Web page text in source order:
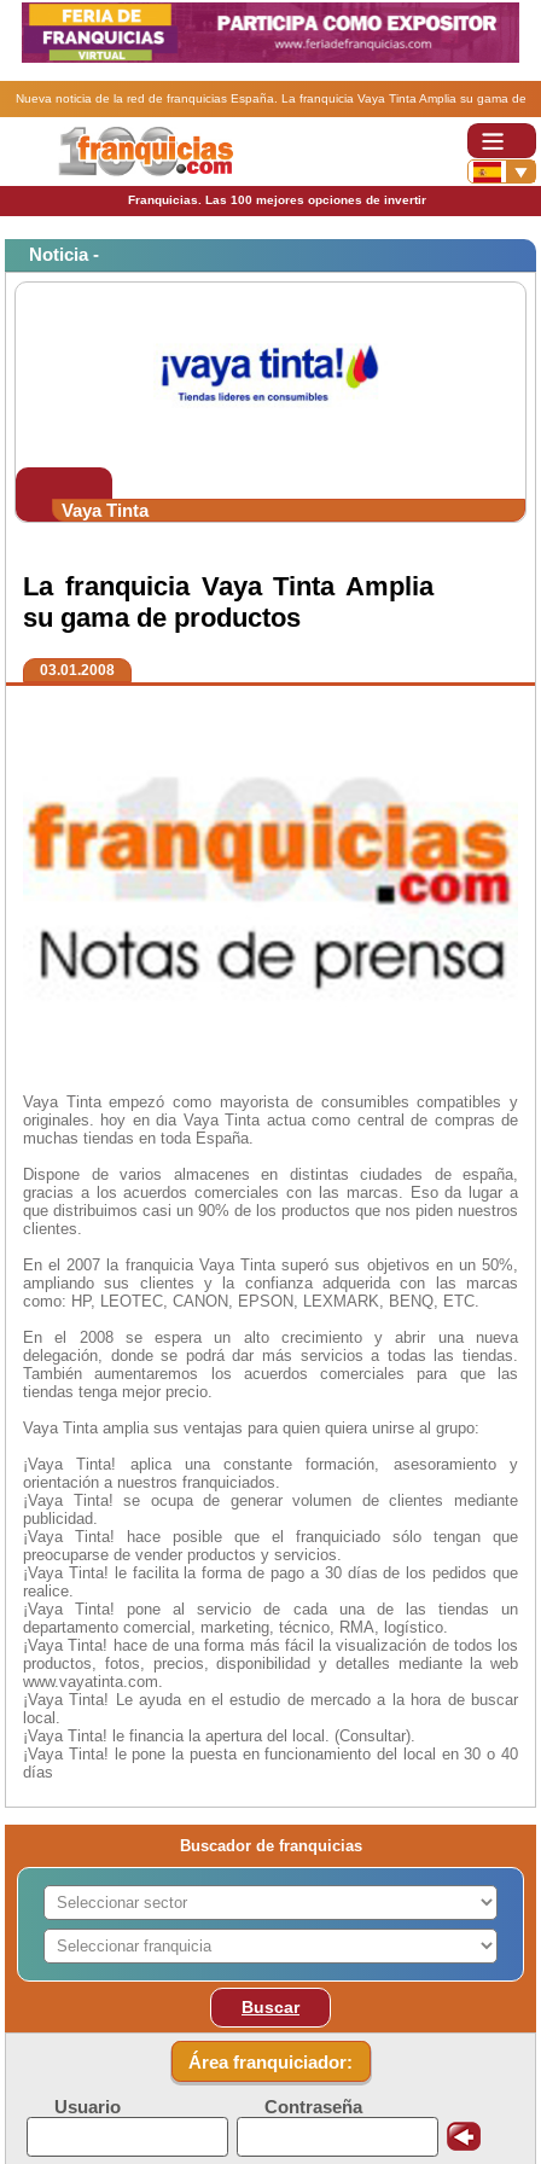
Nueva noticia de la red de franquicias España. La franquicia Vaya Tinta Amplia su gama de
Franquicias. Las 100 mejores opciones de invertir
Noticia -
Vaya Tinta
La franquicia Vaya Tinta Amplia
su gama de productos
03.01.2008
Vaya Tinta empezó como mayorista de consumibles compatibles y
originales. hoy en dia Vaya Tinta actua como central de compras de
muchas tiendas en toda España.
Dispone de varios almacenes en distintas ciudades de españa,
gracias a los acuerdos comerciales con las marcas. Eso da lugar a
que distribuimos casi un 90% de los productos que nos piden nuestros
clientes.
En el 2007 la franquicia Vaya Tinta superó sus objetivos en un 50%,
ampliando sus clientes y la confianza adquerida con las marcas
como: HP, LEOTEC, CANON, EPSON, LEXMARK, BENQ, ETC.
En el 2008 se espera un alto crecimiento y abrir una nueva
delegación, donde se podrá dar más servicios a todas las tiendas.
También aumentaremos los acuerdos comerciales para que las
tiendas tenga mejor precio.
Vaya Tinta amplia sus ventajas para quien quiera unirse al grupo:
¡Vaya Tinta! aplica una constante formación, asesoramiento y
orientación a nuestros franquiciados.
¡Vaya Tinta! se ocupa de generar volumen de clientes mediante
publicidad.
¡Vaya Tinta! hace posible que el franquiciado sólo tengan que
preocuparse de vender productos y servicios.
¡Vaya Tinta! le facilita la forma de pago a 30 días de los pedidos que
realice.
¡Vaya Tinta! pone al servicio de cada una de las tiendas un
departamento comercial, marketing, técnico, RMA, logístico.
¡Vaya Tinta! hace de una forma más fácil la visualización de todos los
productos, fotos, precios, disponibilidad y detalles mediante la web
www.vayatinta.com.
¡Vaya Tinta! Le ayuda en el estudio de mercado a la hora de buscar
local.
¡Vaya Tinta! le financia la apertura del local. (Consultar).
¡Vaya Tinta! le pone la puesta en funcionamiento del local en 30 o 40
días
Buscador de franquicias
Buscar
Área franquiciador:
Usuario Contraseña